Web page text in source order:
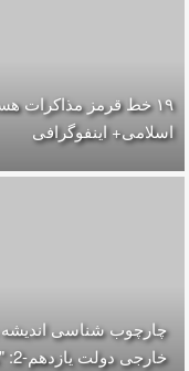
۱۹ خط قرمز مذاکرات
اسلامی+ اینفوگرافی
چارچوب شناسی
خارجی دولت یازدهم-2: "محمد جواد ظریف"